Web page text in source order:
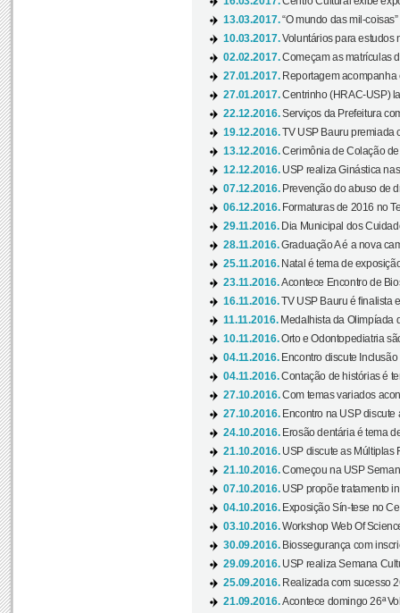
13.03.2017.“O mundo das mil-
10.03.2017.Voluntários para estudos
02.02.2017.Começam as matrículas
27.01.2017. Reportagem
27.01.2017.Centrinho (HRAC-USP)
22.12.2016.Serviços da Prefeitura
19.12.2016.TV USP Bauru premiada
13.12.2016.Cerimônia de Colação
12.12.2016. USP realiza Ginástica
07.12.2016. Prevenção do abuso de
06.12.2016. Formaturas de 2016 no
29.11.2016. Dia Municipal dos
28.11.2016.Graduação A é a nova
25.11.2016. Natal é tema de
23.11.2016.Acontece Encontro de
16.11.2016.TV USP Bauru é finalista
11.11.2016. Medalhista da Olimpíada
10.11.2016.Orto e Odontopediatria
04.11.2016. Encontro discute
04.11.2016.Contação de histórias é
27.10.2016.Com temas variados
27.10.2016. Encontro na USP discute
24.10.2016. Erosão dentária é tema
21.10.2016. USP discute as Múltiplas
21.10.2016.Começou na USP
07.10.2016. USP propõe tratamento
04.10.2016. Exposição Sín-tese no
03.10.2016.Workshop Web Of
30.09.2016. Biossegurança com
29.09.2016. USP realiza Semana
25.09.2016. Realizada com sucesso
21.09.2016.Acontece domingo 26ª